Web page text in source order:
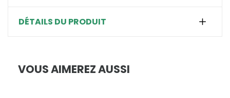
DÉTAILS DU PRODUIT
VOUS AIMEREZ AUSSI